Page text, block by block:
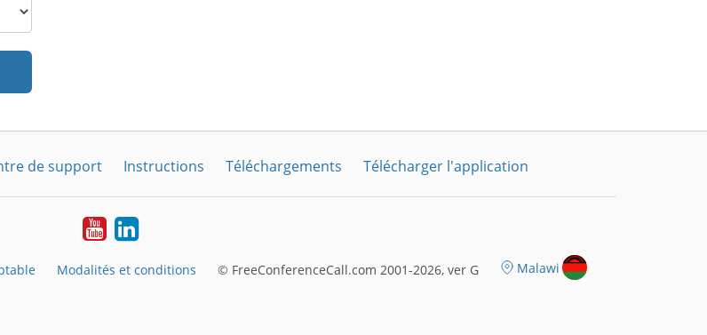
de support Instructions Téléchargements Télécharger l'application
YouTubeLinkedIn
Modalités et conditions © FreeConferenceCall.com 2001-2026, ver G Malawi